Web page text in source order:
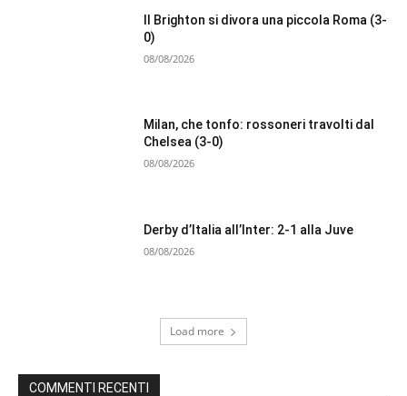
Il Brighton si divora una piccola Roma (3-
0)
08/08/2026
Milan, che tonfo: rossoneri travolti dal
Chelsea (3-0)
08/08/2026
Derby d’Italia all’Inter: 2-1 alla Juve
08/08/2026
Load more
COMMENTI RECENTI